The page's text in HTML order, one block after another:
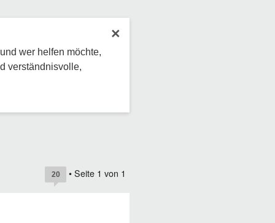
×
wer helfen möchte,
verständnisvolle,
20 • Seite 1 von 1